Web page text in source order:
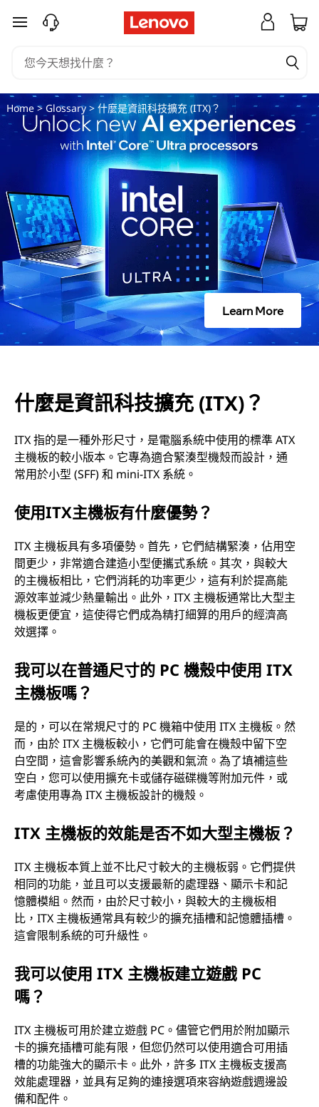
什
資
訊
技
擴
充
(
I
？
跳至主要內容
Home> Glossary> 什麼是資訊科技擴充 (ITX)？
Learn More
什麼是資訊科技擴充 (ITX)？
ITX 指的是一種外形尺寸，是電腦系統中使用的標準 ATX
主機板的較小版本。它專為適合緊湊型機殼而設計，通
常用於小型 (SFF) 和 mini-ITX 系統。
使用ITX主機板有什麼優勢？
ITX 主機板具有多項優勢。首先，它們結構緊湊，佔用空
間更少，非常適合建造小型便攜式系統。其次，與較大
的主機板相比，它們消耗的功率更少，這有利於提高能
源效率並減少熱量輸出。此外，ITX 主機板通常比大型主
機板更便宜，這使得它們成為精打細算的用戶的經濟高
效選擇。
我可以在普通尺寸的 PC 機殼中使用 ITX
主機板嗎？
是的，可以在常規尺寸的 PC 機箱中使用 ITX 主機板。然
而，由於 ITX 主機板較小，它們可能會在機殼中留下空
白空間，這會影響系統內的美觀和氣流。為了填補這些
空白，您可以使用擴充卡或儲存磁碟機等附加元件，或
考慮使用專為 ITX 主機板設計的機殼。
ITX 主機板的效能是否不如大型主機板？
ITX 主機板本質上並不比尺寸較大的主機板弱。它們提供
相同的功能，並且可以支援最新的處理器、顯示卡和記
憶體模組。然而，由於尺寸較小，與較大的主機板相
比，ITX 主機板通常具有較少的擴充插槽和記憶體插槽。
這會限制系統的可升級性。
我可以使用 ITX 主機板建立遊戲 PC
嗎？
ITX 主機板可用於建立遊戲 PC。儘管它們用於附加顯示
卡的擴充插槽可能有限，但您仍然可以使用適合可用插
槽的功能強大的顯示卡。此外，許多 ITX 主機板支援高
效能處理器，並具有足夠的連接選項來容納遊戲週邊設
備和配件。